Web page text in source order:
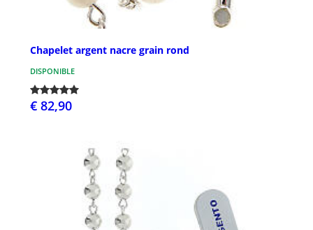
Chapelet argent nacre grain rond
DISPONIBLE
€ 82,90